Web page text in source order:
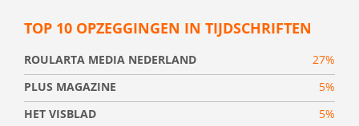
TOP 10 OPZEGGINGEN IN TIJDSCHRIFTEN
ROULARTA MEDIA NEDERLAND
27%
PLUS MAGAZINE
5%
HET VISBLAD
5%